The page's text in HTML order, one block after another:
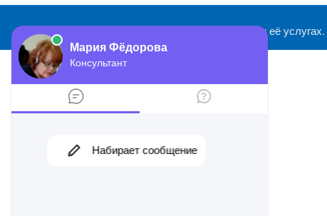
2026 ©Информационный сайт о ФНС и её услугах.